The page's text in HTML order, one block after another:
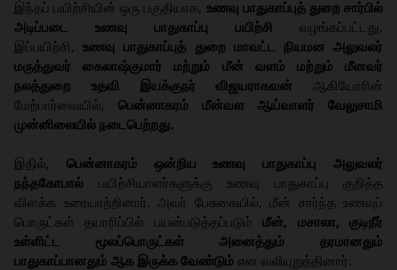
இந்தப் பயிற்சியின் ஒரு பகுதியாக, உணவு பாதுகாப்புத் துறை சார்பில்
அடிப்படை உணவு பாதுகாப்பு பயிற்சி வழங்கப்பட்டது.
இப்பயிற்சி,உணவு பாதுகாப்புத் துறை மாவட்ட நியமன அலுவலர்
மருத்துவர் கைலாஷ்குமார் மற்றும் மீன் வளம் மற்றும் மீனவர்
நலத்துறை உதவி இயக்குநர் விஜயராகவன் ஆகியோரின்
மேற்பார்வையில், பென்னாகரம் மீன்வள ஆய்வாளர் வேலுசாமி
முன்னிலையில் நடைபெற்றது.
இதில், பென்னாகரம் ஒன்றிய உணவு பாதுகாப்பு அலுவலர்
நந்தகோபால் பயிற்சியாளர்களுக்கு உணவு பாதுகாப்பு குறித்த
விளக்க உரையாற்றினார். அவர் பேசுகையில், மீன் சார்ந்த உணவுப்
பொருட்கள் தயாரிப்பில் பயன்படுத்தப்படும்மீன், மசாலா, குடிநீர்
உள்ளிட்ட மூலப்பொருட்கள் அனைத்தும் தரமானதும்
பாதுகாப்பானதும் ஆக இருக்க வேண்டும் என வலியுறுத்தினார்.